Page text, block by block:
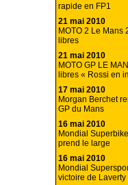
rapide en FP1
21 mai 2010
MOTO 2 Le Mans
libres
21 mai 2010
MOTO GP LE
libres « Rossi en
17 mai 2010
Morgan Berchet
GP du Mans
16 mai 2010
Mondial
prend le large
16 mai 2010
Mondial
victoire de